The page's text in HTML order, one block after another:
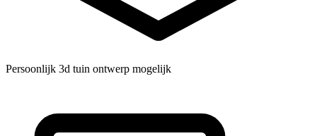
Persoonlijk 3d tuin ontwerp mogelijk